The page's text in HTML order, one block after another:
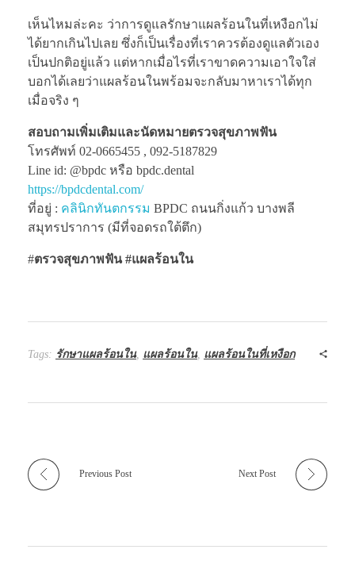
เห็นไหมล่ะคะ ว่าการดูแลรักษาแผลร้อนในที่เหงือกไม่
ได้ยากเกินไปเลย ซึ่งก็เป็นเรื่องที่เราควรต้องดูแลตัวเอง
เป็นปกติอยู่แล้ว แต่หากเมื่อไรที่เราขาดความเอาใจใส่
บอกได้เลยว่าแผลร้อนในพร้อมจะกลับมาหาเราได้ทุก
เมื่อจริง ๆ
สอบถามเพิ่มเติมและนัดหมายตรวจสุขภาพฟัน
โทรศัพท์ 02-0665455 , 092-5187829
Line id: @bpdc หรือ bpdc.dental
https://bpdcdental.com/
ที่อยู่ : คลินิกทันตกรรม BPDC ถนนกิ่งแก้ว บางพลี
สมุทรปราการ (มีที่จอดรถใต้ตึก)
#ตรวจสุขภาพฟัน #แผลร้อนใน
Tags: รักษาแผลร้อนใน, แผลร้อนใน, แผลร้อนในที่เหงือก
Previous Post Next Post